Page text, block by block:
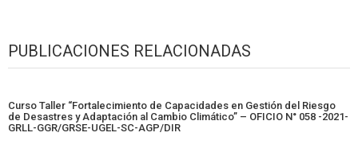
PUBLICACIONES RELACIONADAS
Curso Taller “Fortalecimiento de Capacidades en Gestión del Riesgo
de Desastres y Adaptación al Cambio Climático” – OFICIO N° 058 -2021-
GRLL-GGR/GRSE-UGEL-SC-AGP/DIR